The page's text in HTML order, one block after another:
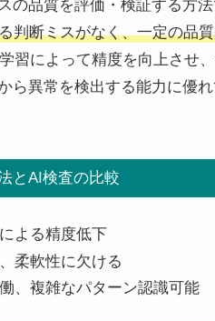
品質を評価・検証する方法
判断ミスがなく、一定の品
習によって精度を向上させ
ら異常を検出する能力に優
とAI検査の比較
よる精度低下
柔軟性に欠ける
、複雑なパターン認識可能